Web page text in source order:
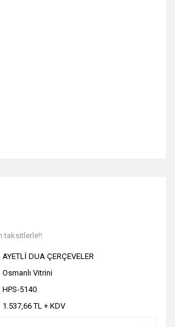
taksitlerle!!
AYETLİ DUA ÇERÇEVELER
Osmanlı Vitrini
HPS-5140
1.537,66 TL + KDV